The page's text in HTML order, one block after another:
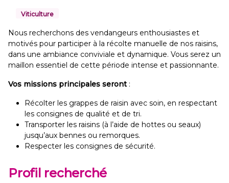
Viticulture
Nous recherchons des vendangeurs enthousiastes et
motivés pour participer à la récolte manuelle de nos raisins,
dans une ambiance conviviale et dynamique. Vous serez un
maillon essentiel de cette période intense et passionnante.
Vos missions principales seront :
Récolter les grappes de raisin avec soin, en respectant
les consignes de qualité et de tri.
Transporter les raisins (à l’aide de hottes ou seaux)
jusqu’aux bennes ou remorques.
Respecter les consignes de sécurité.
Profil recherché